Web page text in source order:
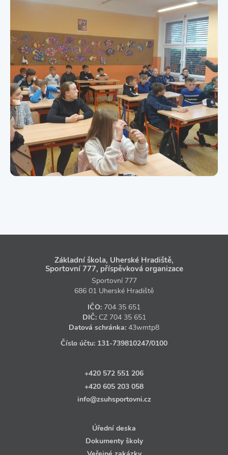
Základní škola, Uherské Hradiště,
Sportovní 777, příspěvková organizace
Sportovní 777
686 01 Uherské Hradiště
IČO: 704 35 651
DIČ: CZ 704 35 651
Datová schránka: 43wmtp8
Číslo účtu: 131‑739810247/0100
+420 572 551 206
+420 605 203 058
info@zsuhsportovni.cz
Úřední deska
Dokumenty školy